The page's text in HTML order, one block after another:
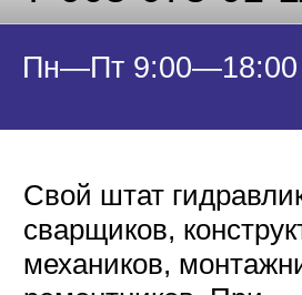
Пн—Пт 9:00—18:00
Свой штат
сварщиков,
механиков,